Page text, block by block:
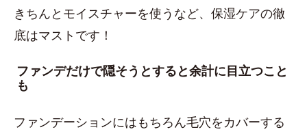
きちんとモイスチャーを使うなど、保湿ケアの徹
底はマストです！
ファンデだけで隠そうとすると余計に目立つこと
も
ファンデーションにはもちろん毛穴をカバーする